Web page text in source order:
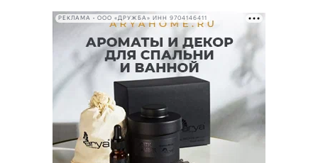
РЕКЛАМА • ООО «ДРУЖБА» ИНН 9704146411